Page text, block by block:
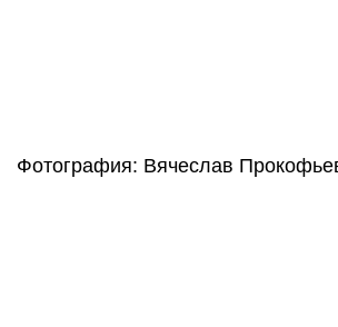
Фотография: Вячеслав